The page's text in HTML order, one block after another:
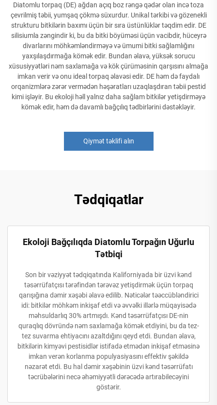
Diatomlu torpaq (DE) ağdan açıq boz rəngə qədər olan incə toza
çevrilmiş təbii, yumşaq çökmə süxurdur. Unikal tərkibi və gözenekli
strukturu bitkilərin baxımı üçün bir sıra üstünlüklər təqdim edir. DE
silisiumla zəngindir ki, bu da bitki böyüməsi üçün vacibdir, hüceyrə
divarlarını möhkəmləndirməyə və ümumi bitki sağlamlığını
yaxşılaşdırmağa kömək edir. Bundan əlavə, yüksək sorucu
xüsusiyyətləri nəm saxlamağa və kök çürüməsinin qarşısını almağa
imkan verir və onu ideal torpaq əlavəsi edir. DE həm də faydalı
orqanizmlərə zərər vermədən həşəratları uzaqlaşdıran təbii pestid
kimi işləyir. Bu ekoloji həll yalnız daha sağlam bitkilər yetişdirməyə
kömək edir, həm də davamlı bağçılıq tədbirlərini dəstəkləyir.
Qiymət təklifi alın
Tədqiqatlar
Ekoloji Bağçılıqda Diatomlu Torpağın Uğurlu
Tətbiqi
Son bir vəziyyət tədqiqatında Kaliforniyada bir üzvi kənd
təsərrüfatçısı tərəfindən tərəvəz yetişdirmək üçün torpaq
qarışığına dəmir xəşəbi əlavə edilib. Nəticələr təəccübləndirici
idi: bitkilər möhkəm inkişaf etdi və əvvəlki illərlə müqayisədə
məhsuldarlıq 30% artmışdı. Kənd təsərrüfatçısı DE-nin
quraqlıq dövründə nəm saxlamağa kömək etdiyini, bu da tez-
tez suvarma ehtiyacını azaltdığını qeyd etdi. Bundan əlavə,
bitkilərin kimyəvi pestisidlər istifadə etmədən inkişaf etməsinə
imkan verən korlanma populyasiyasını effektiv şəkildə
nəzarət etdi. Bu hal dəmir xəşəbinin üzvi kənd təsərrüfatı
təcrübələrini necə əhəmiyyətli dərəcədə artırabilecəyini
göstərir.